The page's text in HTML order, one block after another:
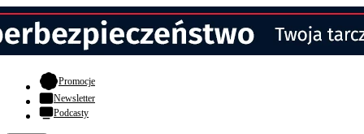
Promocje- otwiera się w nowej karcie
Newsletter
Podcasty